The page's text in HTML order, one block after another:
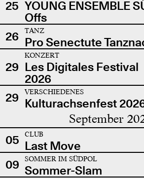
25 YOUNG ENSEMBLE
Offs
26
TANZ
Pro Senectute
29
KONZERT
Les Digitales Festival
2026
29 VERSCHIEDENES
Kulturachsenfest
September
05 CLUB
Last Move
09
SOMMER IM SÜDPOL
Sommer-Slam